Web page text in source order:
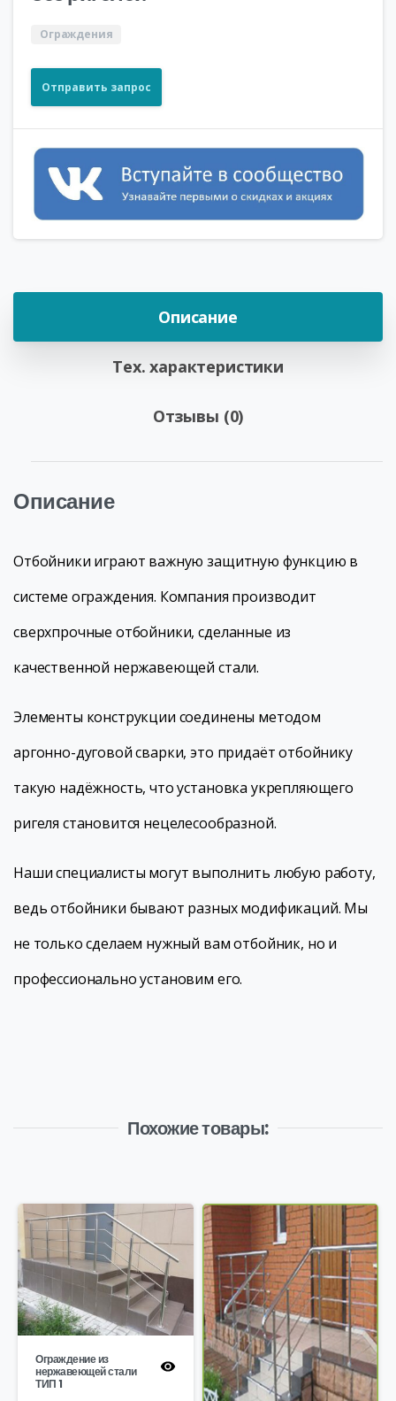
Ограждения
Отправить запрос
Описание
Тех. характеристики
Отзывы (0)
Описание
Отбойники играют важную защитную функцию в
системе ограждения. Компания производит
сверхпрочные отбойники, сделанные из
качественной нержавеющей стали.
Элементы конструкции соединены методом
аргонно-дуговой сварки, это придаёт отбойнику
такую надёжность, что установка укрепляющего
ригеля становится нецелесообразной.
Наши специалисты могут выполнить любую работу,
ведь отбойники бывают разных модификаций. Мы
не только сделаем нужный вам отбойник, но и
профессионально установим его.
Похожие товары:
Ограждение из
нержавеющей стали
ТИП 1